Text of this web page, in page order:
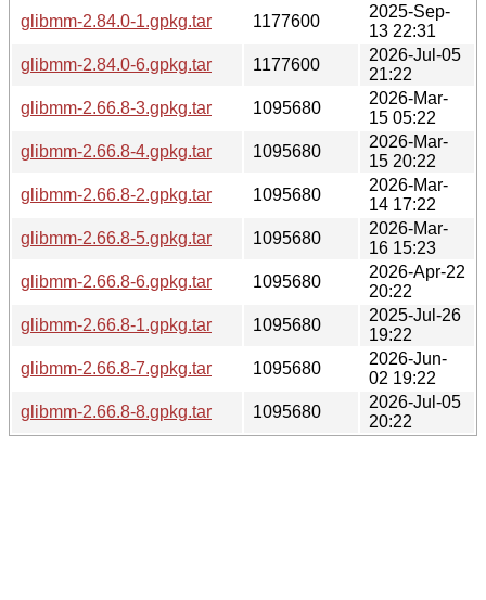
glibmm-2.84.0-1.gpkg.tar
1177600
2025-Sep-
13 22:31
glibmm-2.84.0-6.gpkg.tar
1177600
2026-Jul-05
21:22
glibmm-2.66.8-3.gpkg.tar
1095680
2026-Mar-
15 05:22
glibmm-2.66.8-4.gpkg.tar
1095680
2026-Mar-
15 20:22
glibmm-2.66.8-2.gpkg.tar
1095680
2026-Mar-
14 17:22
glibmm-2.66.8-5.gpkg.tar
1095680
2026-Mar-
16 15:23
glibmm-2.66.8-6.gpkg.tar
1095680
2026-Apr-22
20:22
glibmm-2.66.8-1.gpkg.tar
1095680
2025-Jul-26
19:22
glibmm-2.66.8-7.gpkg.tar
1095680
2026-Jun-
02 19:22
glibmm-2.66.8-8.gpkg.tar
1095680
2026-Jul-05
20:22